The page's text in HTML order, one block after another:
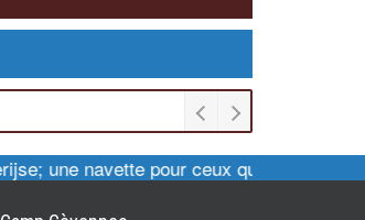
navette pour ceux qui le